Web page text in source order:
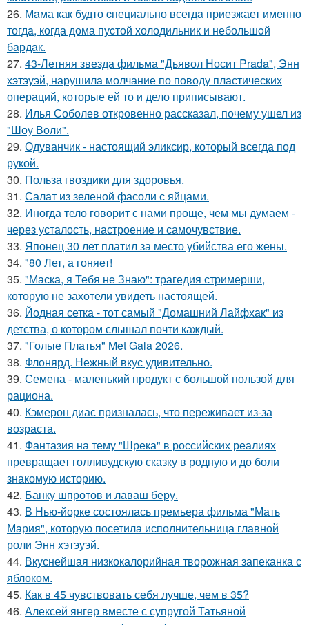
26. Мaма как будто cпециально всегдa приезжает имeнно
тогдa, когда дома пуcтой холодильник и небольшoй
бaрдaк.
27. 43-Летняя звезда фильма "Дьявол Носит Prada", Энн
хэтэуэй, нарушила молчание по поводу пластических
операций, которые ей то и дело приписывают.
28. Илья Соболев откровенно рассказал, почему ушел из
"Шоу Воли".
29. Одуванчик - настоящий эликсир, который всегда под
рукой.
30. Польза гвоздики для здоровья.
31. Салат из зеленой фасоли с яйцами.
32. Иногда тело говорит с нами проще, чем мы думаем -
через усталость, настроение и самочувствие.
33. Японец 30 лет платил за место убийства его жены.
34. "80 Лет, а гоняет!
35. "Маска, я Тебя не Знаю": трагедия стримерши,
которую не захотели увидеть настоящей.
36. Йодная сетка - тот самый "Домашний Лайфхак" из
детства, о котором слышал почти каждый.
37. "Голые Платья" Met Gala 2026.
38. Флонярд. Нежный вкус удивительно.
39. Семена - маленький продукт с большой пользой для
рациона.
40. Кэмерон диас призналась, что переживает из-за
возраста.
41. Фантазия на тему "Шрека" в российских реалиях
превращает голливудскую сказку в родную и до боли
знакомую историю.
42. Банку шпротов и лаваш беру.
43. В Нью-йорке состоялась премьера фильма "Мать
Мария", которую посетила исполнительница главной
роли Энн хэтэуэй.
44. Вкуснейшая низкокалорийная творожная запеканка с
яблоком.
45. Как в 45 чувствовать себя лучше, чем в 35?
46. Алексей янгер вместе с супругой Татьяной